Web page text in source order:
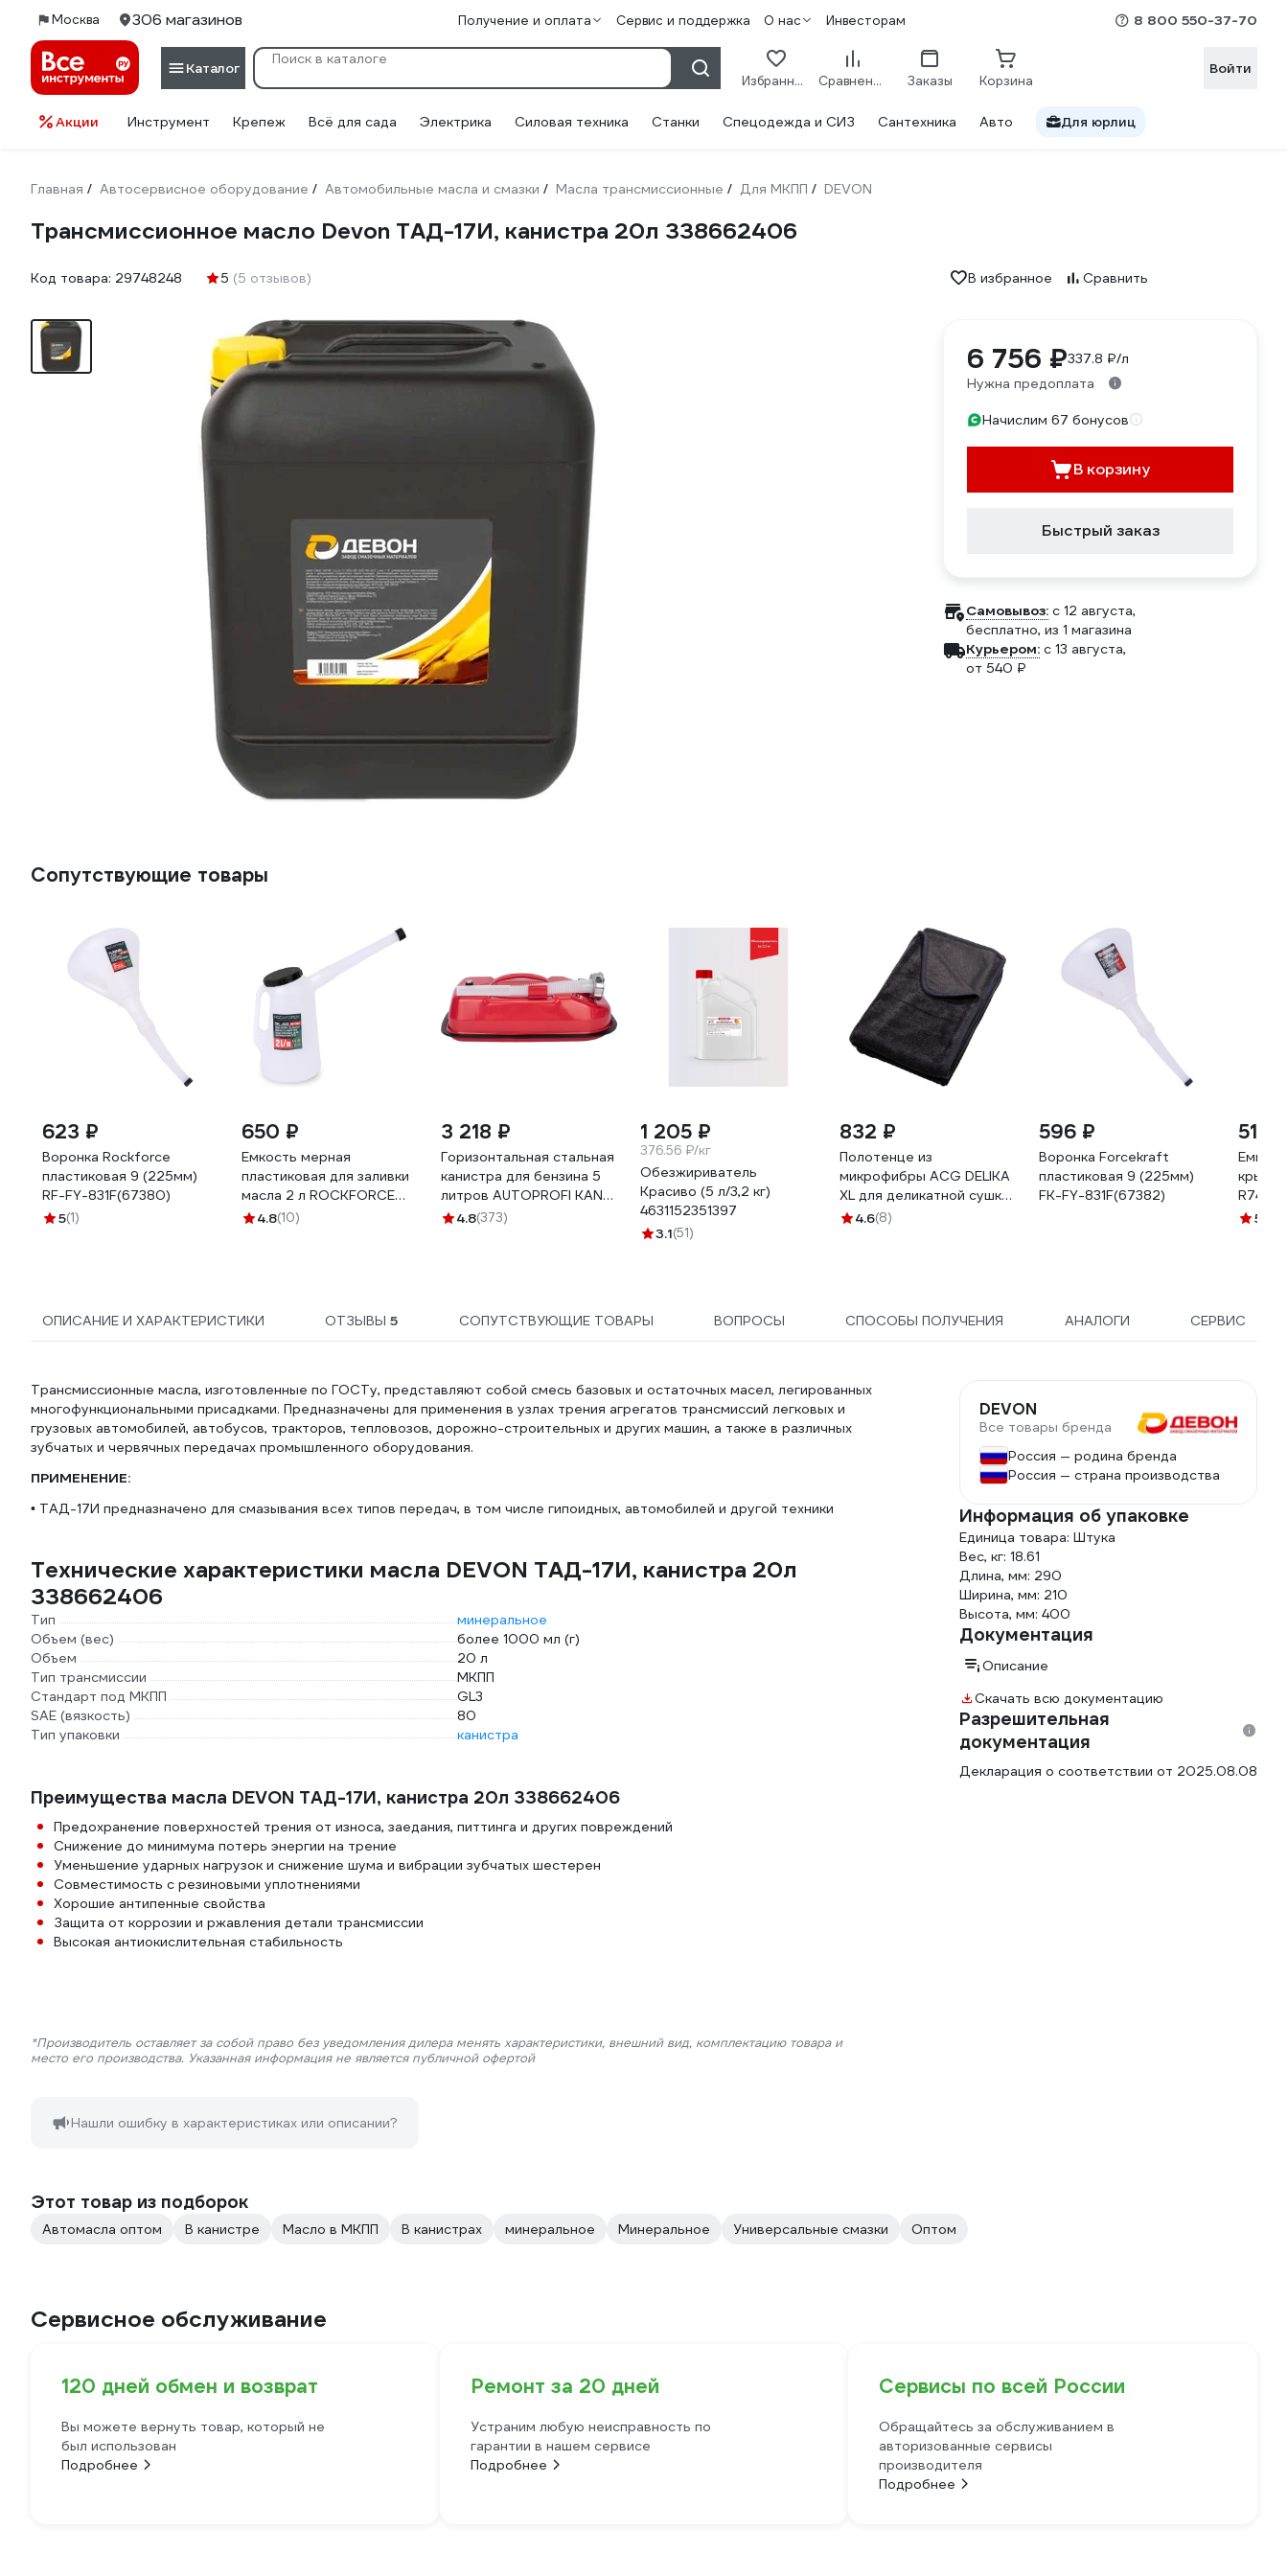
Москва 306 магазинов Получение и оплата Сервис и поддержка О нас Инвесторам 8 800 550-37-70
Каталог
Избранное Сравнение Заказы Корзина
Войти
Акции Инструмент Крепеж Всё для сада Электрика Силовая техника Станки Спецодежда и СИЗ Сантехника Авто Для юрлиц
Главная / Автосервисное оборудование / Автомобильные масла и смазки / Масла трансмиссионные / Для МКПП / DEVON
Трансмиссионное масло Devon ТАД-17И, канистра 20л 338662406
Код товара: 29748248 5 (5 отзывов) В избранное Сравнить
6 756 ₽337.8 ₽/л
Нужна предоплата
Начислим 67 бонусов
В корзину
Быстрый заказ
Самовывоз: c 12 августа,
бесплатно, из 1 магазина
Курьером: c 13 августа,
от 540 ₽
Сопутствующие товары
623 ₽
Воронка Rockforce
пластиковая 9 (225мм)
RF-FY-831F(67380)
5(1)
650 ₽
Емкость мерная
пластиковая для заливки
масла 2 л ROCKFORCE
RF-887C002(17040)
4.8(10)
3 218 ₽
Горизонтальная стальная
канистра для бензина 5
литров AUTOPROFI KAN-
500 5L
4.8(373)
1 205 ₽
376.56 ₽/кг
Обезжириватель
Красиво (5 л/3,2 кг)
4631152351397
3.1(51)
832 ₽
Полотенце из
микрофибры ACG DELIKA
XL для деликатной сушки
поверхностей
4.6(8)
596 ₽
Воронка Forcekraft
пластиковая 9 (225мм)
FK-FY-831F(67382)
515 ₽
5
ОПИСАНИЕ И ХАРАКТЕРИСТИКИ ОТЗЫВЫ5 СОПУТСТВУЮЩИЕ ТОВАРЫ ВОПРОСЫ СПОСОБЫ ПОЛУЧЕНИЯ АНАЛОГИ СЕРВИС
Трансмиссионные масла, изготовленные по ГОСТу, представляют собой смесь базовых и остаточных масел, легированных
многофункциональными присадками. Предназначены для применения в узлах трения агрегатов трансмиссий легковых и
грузовых автомобилей, автобусов, тракторов, тепловозов, дорожно-строительных и других машин, а также в различных
зубчатых и червячных передачах промышленного оборудования.
ПРИМЕНЕНИЕ:
• ТАД-17И предназначено для смазывания всех типов передач, в том числе гипоидных, автомобилей и другой техники
Технические характеристики масла DEVON ТАД-17И, канистра 20л
338662406
Тип
минеральное
Объем (вес)
более 1000 мл (г)
Объем
20 л
Тип трансмиссии
МКПП
Стандарт под МКПП
GL3
SAE (вязкость)
80
Тип упаковки
канистра
Преимущества масла DEVON ТАД-17И, канистра 20л 338662406
Предохранение поверхностей трения от износа, заедания, питтинга и других повреждений
Снижение до минимума потерь энергии на трение
Уменьшение ударных нагрузок и снижение шума и вибрации зубчатых шестерен
Совместимость с резиновыми уплотнениями
Хорошие антипенные свойства
Защита от коррозии и ржавления детали трансмиссии
Высокая антиокислительная стабильность
*Производитель оставляет за собой право без уведомления дилера менять характеристики, внешний вид, комплектацию товара и
место его производства. Указанная информация не является публичной офертой
Нашли ошибку в характеристиках или описании?
DEVON
Все товары бренда
Россия — родина бренда
Россия — страна производства
Информация об упаковке
Единица товара: Штука
Вес, кг: 18.61
Длина, мм: 290
Ширина, мм: 210
Высота, мм: 400
Документация
Описание
Скачать всю документацию
Разрешительная
документация
Декларация о соответствии от 2025.08.08
Этот товар из подборок
Автомасла оптом В канистре Масло в МКПП В канистрах минеральное Минеральное Универсальные смазки Оптом
Сервисное обслуживание
120 дней обмен и возврат
Вы можете вернуть товар, который не
был использован
Подробнее
Ремонт за 20 дней
Устраним любую неисправность по
гарантии в нашем сервисе
Подробнее
Сервисы по всей России
Обращайтесь за обслуживанием в
авторизованные сервисы
производителя
Подробнее